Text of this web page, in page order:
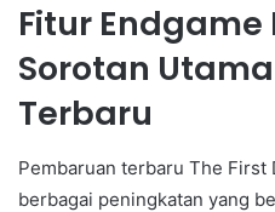
Fitur
Sorotan
Terbaru
Pembaruan terbaru The First
berbagai peningkatan yang